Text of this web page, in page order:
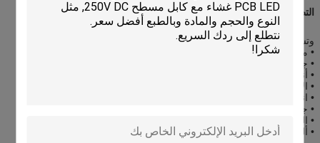
التطبيقات:
وتستخدم لدينا مفاتيح الغشاء على نطاق واسع في:
• معدات طبية
• جهاز الاتصالات
• أنظمة الهاتف
• الأجهزة المنزلية
• انظمة حماية
• جهاز نقاط البيع
• الضوابط الصناعية
• ألعاب الأطفال